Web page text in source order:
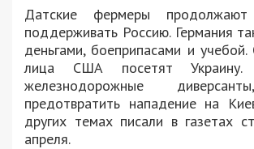
Датские фермеры
поддерживать Россию. Германия
деньгами, боеприпасами и
лица США посетят Украину.
железнодорожные
предотвратить нападение на
других темах писали в газетах
апреля.